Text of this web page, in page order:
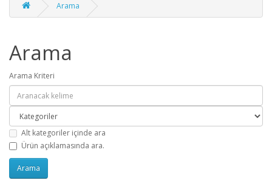
Arama
Arama
Arama Kriteri
Alt kategoriler içinde ara
Ürün açıklamasında ara.